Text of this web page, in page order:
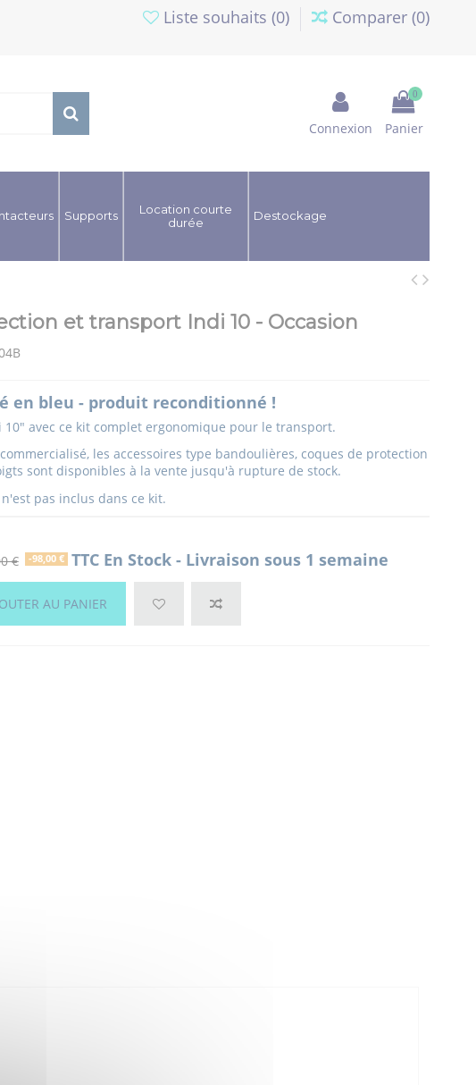
Liste souhaits (0) Comparer (0)
Connexion
0
Panier
Supports
Location courte
durée
Destockage
et transport Indi 10 - Occasion
en bleu - produit reconditionné !
10" avec ce kit complet ergonomique pour le transport.
les accessoires type bandoulières, coques de protection
sont disponibles à la vente jusqu'à rupture de stock.
pas inclus dans ce kit.
€ -98,00 € TTC En Stock - Livraison sous 1 semaine
AU PANIER